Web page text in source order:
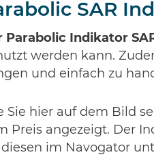
SAR
Parabolic Indikator
werden kann.
und einfach zu
Sie hier auf dem Bild
Preis angezeigt. Der
diesen im Navogator